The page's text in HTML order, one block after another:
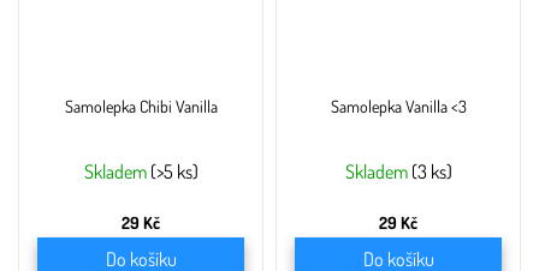
Samolepka Chibi Vanilla
Skladem (>5 ks)
29 Kč
Do košíku
Samolepka Vanilla <3
Skladem (3 ks)
29 Kč
Do košíku